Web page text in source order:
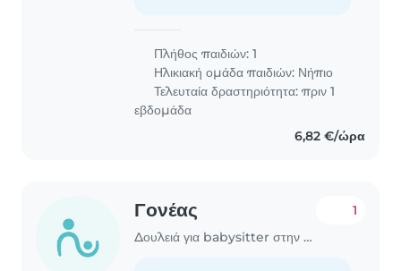
Πλήθος παιδιών: 1
Ηλικιακή ομάδα παιδιών: Νήπιο
Τελευταία δραστηριότητα: πριν 1
εβδομάδα
6,82 €/ώρα
Γονέας
Δουλειά για babysitter στην περιοχή Χανιά
1